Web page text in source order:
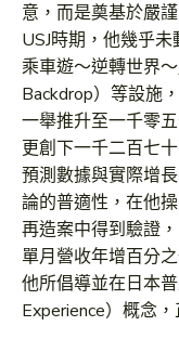
意，而是奠基於嚴
USJ時期，他幾乎
乘車遊～逆轉世界
Backdrop）等設施
一舉推升至一千零
更創下一千二百七
預測數據與實際增
論的普適性，在他
再造案中得到驗證
單月營收年增百分
他所倡導並在日本
Experience）概念